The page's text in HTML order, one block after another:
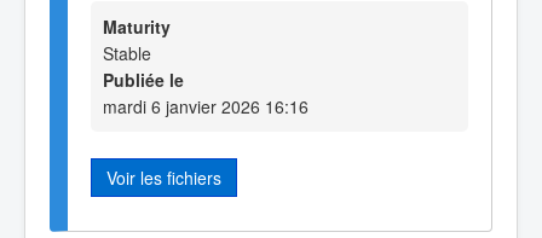
Maturity
Stable
Publiée le
mardi 6 janvier 2026 16:16
Voir les fichiers